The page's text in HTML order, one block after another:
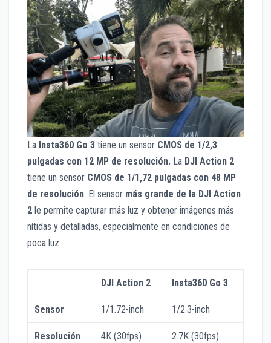
La Insta360 Go 3 tiene un sensor CMOS de 1/2,3
pulgadas con 12 MP de resolución. La DJI Action 2
tiene un sensor CMOS de 1/1,72 pulgadas con 48 MP
de resolución. El sensor más grande de la DJI Action
2 le permite capturar más luz y obtener imágenes más
nítidas y detalladas, especialmente en condiciones de
poca luz.
DJI Action 2 Insta360 Go 3
Sensor 1/1.72-inch 1/2.3-inch
Resolución 4K (30fps) 2.7K (30fps)